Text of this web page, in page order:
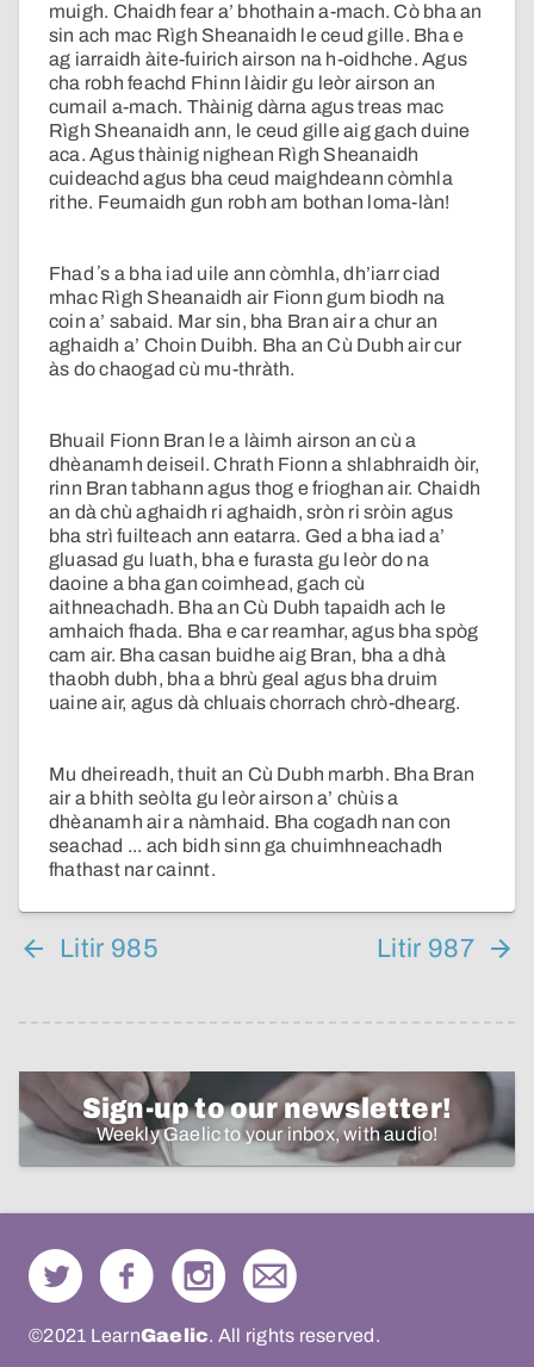
muigh. Chaidh fear a’ bhothain a-mach. Cò bha an
sin ach mac Rìgh Sheanaidh le ceud gille. Bha e
ag iarraidh àite-fuirich airson na h-oidhche. Agus
cha robh feachd Fhinn làidir gu leòr airson an
cumail a-mach. Thàinig dàrna agus treas mac
Rìgh Sheanaidh ann, le ceud gille aig gach duine
aca. Agus thàinig nighean Rìgh Sheanaidh
cuideachd agus bha ceud maighdeann còmhla
rithe. Feumaidh gun robh am bothan loma-làn!
Fhad ʼs a bha iad uile ann còmhla, dh’iarr ciad
mhac Rìgh Sheanaidh air Fionn gum biodh na
coin a’ sabaid. Mar sin, bha Bran air a chur an
aghaidh a’ Choin Duibh. Bha an Cù Dubh air cur
às do chaogad cù mu-thràth.
Bhuail Fionn Bran le a làimh airson an cù a
dhèanamh deiseil. Chrath Fionn a shlabhraidh òir,
rinn Bran tabhann agus thog e frioghan air. Chaidh
an dà chù aghaidh ri aghaidh, sròn ri sròin agus
bha strì fuilteach ann eatarra. Ged a bha iad a’
gluasad gu luath, bha e furasta gu leòr do na
daoine a bha gan coimhead, gach cù
aithneachadh. Bha an Cù Dubh tapaidh ach le
amhaich fhada. Bha e car reamhar, agus bha spòg
cam air. Bha casan buidhe aig Bran, bha a dhà
thaobh dubh, bha a bhrù geal agus bha druim
uaine air, agus dà chluais chorrach chrò-dhearg.
Mu dheireadh, thuit an Cù Dubh marbh. Bha Bran
air a bhith seòlta gu leòr airson a’ chùis a
dhèanamh air a nàmhaid. Bha cogadh nan con
seachad ... ach bidh sinn ga chuimhneachadh
fhathast nar cainnt.
Litir 985 Litir 987
Sign-up to our newsletter!
Weekly Gaelic to your inbox, with audio!
©2021 LearnGaelic. All rights reserved.